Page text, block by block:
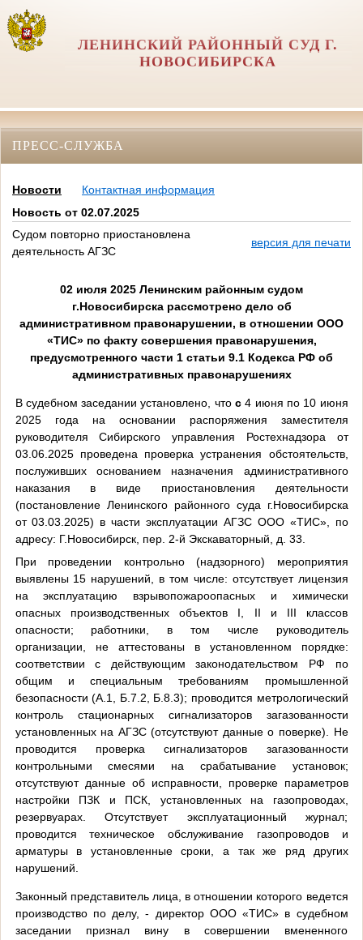
ЛЕНИНСКИЙ РАЙОННЫЙ СУД Г.
НОВОСИБИРСКА
ПРЕСС-СЛУЖБА
Новости
Контактная информация
Новость от 02.07.2025
Судом повторно приостановлена
деятельность АГЗС
версия для печати
02 июля 2025 Ленинским районным судом
г.Новосибирска рассмотрено дело об
административном правонарушении, в отношении ООО
«ТИС» по факту совершения правонарушения,
предусмотренного части 1 статьи 9.1 Кодекса РФ об
административных правонарушениях
В судебном заседании установлено, что с4 июня по 10 июня
2025 года на основании распоряжения заместителя
руководителя Сибирского управления Ростехнадзора от
03.06.2025 проведена проверка устранения обстоятельств,
послуживших основанием назначения административного
наказания в виде приостановления деятельности
(постановление Ленинского районного суда г.Новосибирска
от 03.03.2025) в части эксплуатации АГЗС ООО «ТИС», по
адресу: Г.Новосибирск, пер. 2-й Экскаваторный, д. 33.
При проведении контрольно (надзорного) мероприятия
выявлены 15 нарушений, в том числе: отсутствует лицензия
на эксплуатацию взрывопожароопасных и химически
опасных производственных объектов I, II и III классов
опасности; работники, в том числе руководитель
организации, не аттестованы в установленном порядке:
соответствии с действующим законодательством РФ по
общим и специальным требованиям промышленной
безопасности (А.1, Б.7.2, Б.8.3); проводится метрологический
контроль стационарных сигнализаторов загазованности
установленных на АГЗС (отсутствуют данные о поверке). Не
проводится проверка сигнализаторов загазованности
контрольными смесями на срабатывание установок;
отсутствуют данные об исправности, проверке параметров
настройки ПЗК и ПСК, установленных на газопроводах,
резервуарах. Отсутствует эксплуатационный журнал;
проводится техническое обслуживание газопроводов и
арматуры в установленные сроки, а так же ряд других
нарушений.
Законный представитель лица, в отношении которого ведется
производство по делу, - директор ООО «ТИС» в судебном
заседании признал вину в совершении вмененного